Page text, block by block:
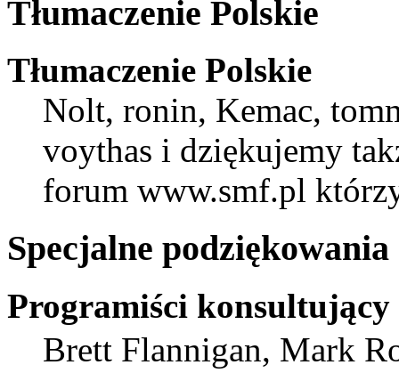
Tłumaczenie Polskie
Tłumaczenie Polskie
Nolt, ronin, Kemac,
voythas i dziękujemy
forum www.smf.pl
Specjalne podziękowania
Programiści konsultujący
Brett Flannigan, Mark